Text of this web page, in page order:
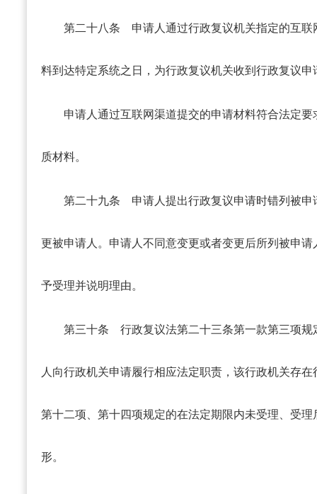
第二十八条 申请人通过行政复议机关指定的互联
料到达特定系统之日，为行政复议机关收到行政复议申
申请人通过互联网渠道提交的申请材料符合法定
质材料。
第二十九条 申请人提出行政复议申请时错列被申
更被申请人。申请人不同意变更或者变更后所列被申
予受理并说明理由。
第三十条 行政复议法第二十三条第一款第三项规
人向行政机关申请履行相应法定职责，该行政机关存
第十二项、第十四项规定的在法定期限内未受理、受
形。